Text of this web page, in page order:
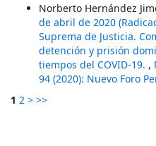
Norberto Hernández
de abril de 2020
Suprema de Justicia.
detención y prisión
tiempos del COVID-19. ,
94 (2020): Nuevo Foro
1 2 > >>